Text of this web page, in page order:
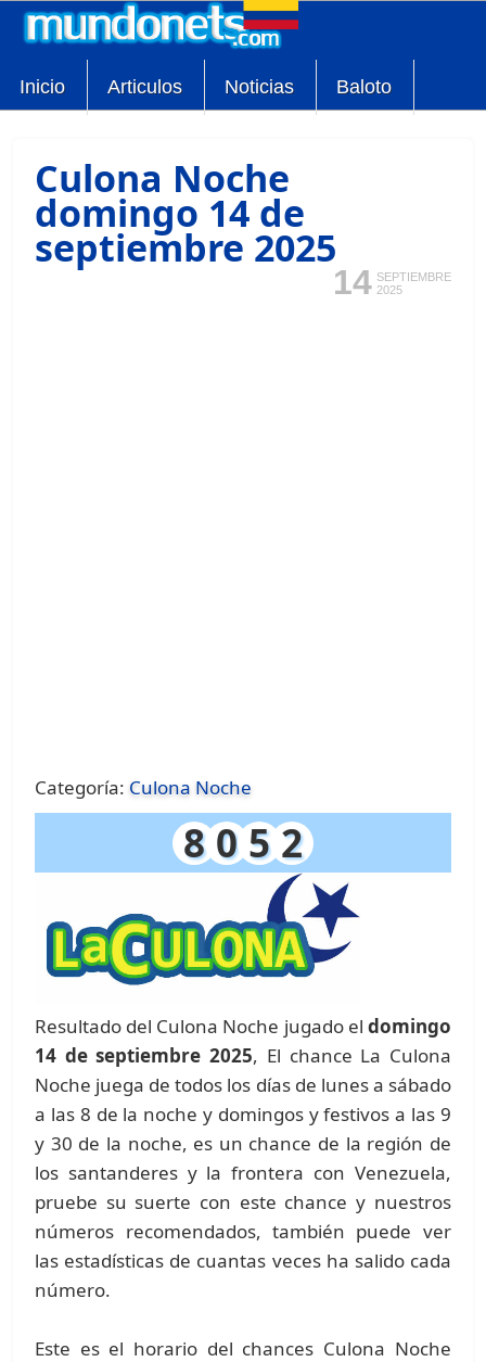
Inicio Articulos Noticias Baloto
Culona Noche
domingo 14 de
septiembre 2025
14 SEPTIEMBRE
2025
Categoría: Culona Noche
8 0 5 2
Resultado del Culona Noche jugado el domingo
14 de septiembre 2025, El chance La Culona
Noche juega de todos los días de lunes a sábado
a las 8 de la noche y domingos y festivos a las 9
y 30 de la noche, es un chance de la región de
los santanderes y la frontera con Venezuela,
pruebe su suerte con este chance y nuestros
números recomendados, también puede ver
las estadísticas de cuantas veces ha salido cada
número.
Este es el horario del chances Culona Noche